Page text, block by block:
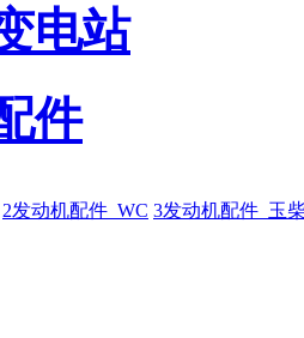
电站
件
2发动机配件_WC 3发动机配件_玉